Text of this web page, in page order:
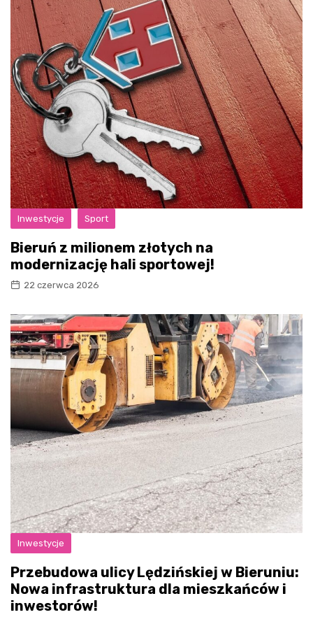
Inwestycje Sport
Bieruń z milionem złotych na
modernizację hali sportowej!
22 czerwca 2026
Inwestycje
Przebudowa ulicy Lędzińskiej w Bieruniu:
Nowa infrastruktura dla mieszkańców i
inwestorów!